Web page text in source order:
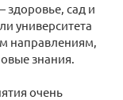
сад и
университета
направлениям,
знания.
очень